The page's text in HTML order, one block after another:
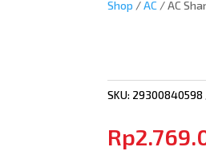
Shop /AC / AC
SKU: 29300840598
Rp